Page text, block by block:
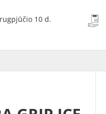
10 d.